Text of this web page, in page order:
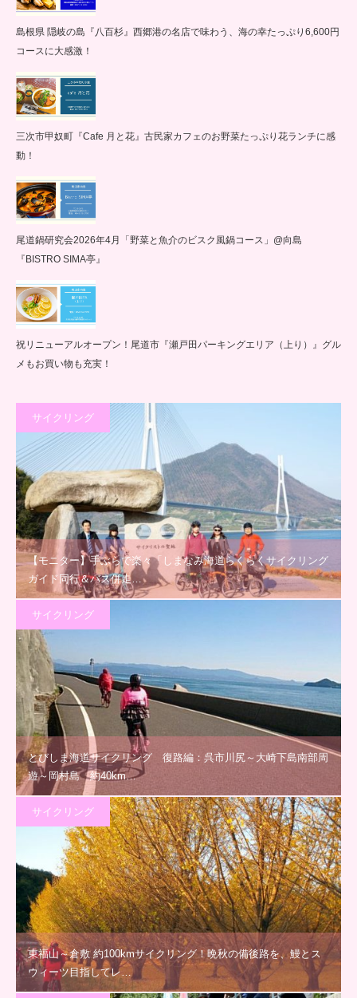
島根県 隠岐の島『八百杉』西郷港の名店で味わう、海の幸たっぷり6,600円
コースに大感激！
三次市甲奴町『Cafe 月と花』古民家カフェのお野菜たっぷり花ランチに感
動！
尾道鍋研究会2026年4月「野菜と魚介のビスク風鍋コース」@向島
『BISTRO SIMA亭』
祝リニューアルオープン！尾道市『瀬戸田パーキングエリア（上り）』グル
メもお買い物も充実！
サイクリング
【モニター】手ぶらで楽々「しまなみ海道らくらくサイクリング
ガイド同行＆バス併走…
サイクリング
とびしま海道サイクリング 復路編：呉市川尻～大崎下島南部周
遊～岡村島 約40km…
サイクリング
東福山～倉敷 約100kmサイクリング！晩秋の備後路を、鰻とス
ウィーツ目指してレ…